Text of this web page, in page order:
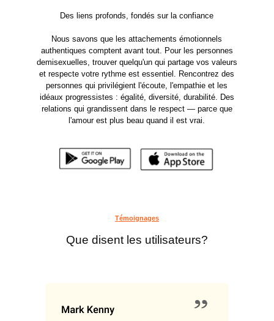
Des liens profonds, fondés sur la confiance
Nous savons que les attachements émotionnels
authentiques comptent avant tout. Pour les personnes
demisexuelles, trouver quelqu'un qui partage vos valeurs
et respecte votre rythme est essentiel. Rencontrez des
personnes qui privilégient l'écoute, l'empathie et les
idéaux progressistes : égalité, diversité, durabilité. Des
relations qui grandissent dans le respect — parce que
l'amour est plus beau quand il est vrai.
Témoignages
Que disent les utilisateurs?